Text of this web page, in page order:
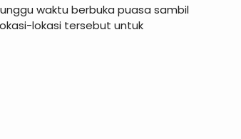
waktu berbuka puasa sambil
lokasi tersebut untuk